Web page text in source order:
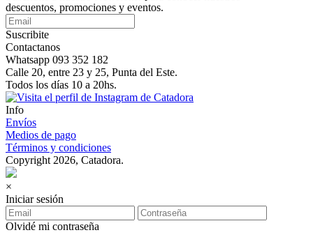
descuentos, promociones y eventos.
Suscribite
Contactanos
Whatsapp 093 352 182
Calle 20, entre 23 y 25, Punta del Este.
Todos los días 10 a 20hs.
Info
Envíos
Medios de pago
Términos y condiciones
Copyright 2026, Catadora.
×
Iniciar sesión
Olvidé mi contraseña